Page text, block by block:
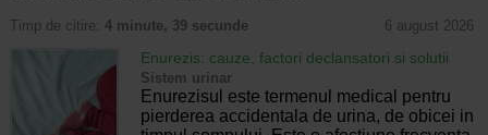
Timp de citire: 4 minute, 39 secunde 6 august 2026
Enurezis: cauze, factori declansatori si solutii
Sistem urinar
Enurezisul este termenul medical pentru
pierderea accidentala de urina, de obicei in